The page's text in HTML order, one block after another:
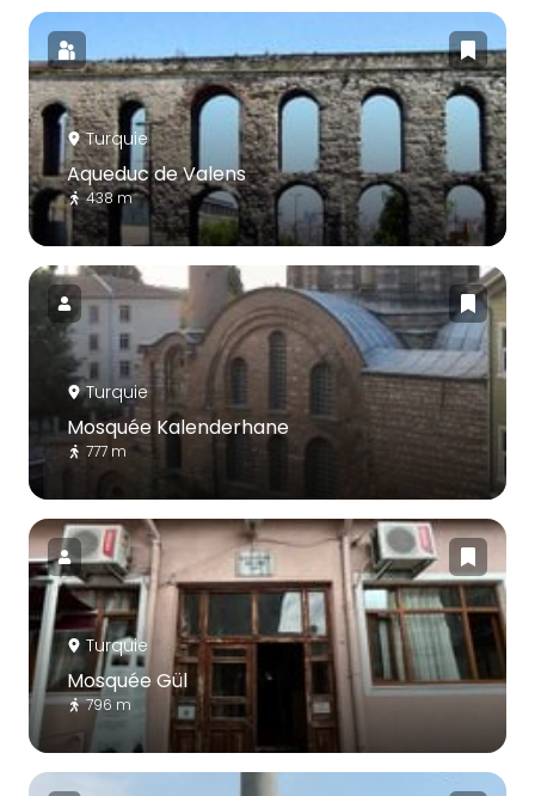
Turquie
Aqueduc de Valens
438 m
Turquie
Mosquée Kalenderhane
777 m
Turquie
Mosquée Gül
796 m